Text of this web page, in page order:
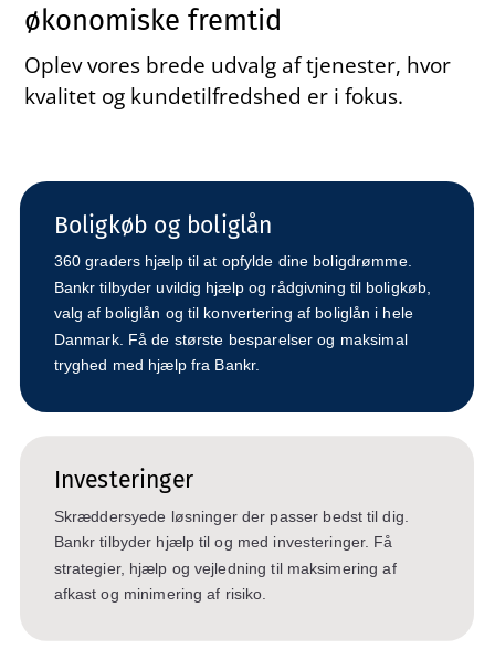
økonomiske fremtid
Oplev vores brede udvalg af tjenester, hvor
kvalitet og kundetilfredshed er i fokus.
Boligkøb og boliglån
360 graders hjælp til at opfylde dine boligdrømme.
Bankr tilbyder uvildig hjælp og rådgivning til boligkøb,
valg af boliglån og til konvertering af boliglån i hele
Danmark. Få de største besparelser og maksimal
tryghed med hjælp fra Bankr.
Investeringer
Skræddersyede løsninger der passer bedst til dig.
Bankr tilbyder hjælp til og med investeringer. Få
strategier, hjælp og vejledning til maksimering af
afkast og minimering af risiko.